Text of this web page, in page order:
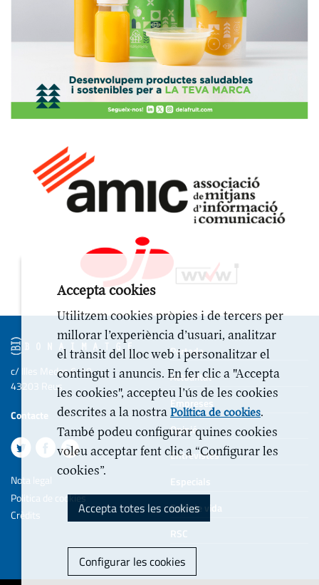
Portada
Actualitat
Empreses
Opinió
Entrevistes
Especials
Estil de vida
RSC
c/ Illes Medes 6-10
43203 Reus
Contacte
Nota legal
Politica de cookies
Crèdits
Accepta cookies
Utilitzem cookies pròpies i de tercers per
millorar l’experiència d’usuari, analitzar
el trànsit del lloc web i personalitzar el
contingut i anuncis. En fer clic a "Accepta
les cookies", accepteu l’ús de les cookies
descrites a la nostra Política de cookies.
També podeu configurar quines cookies
voleu acceptar fent clic a “Configurar les
cookies”.
Accepta totes les cookies
Configurar les cookies